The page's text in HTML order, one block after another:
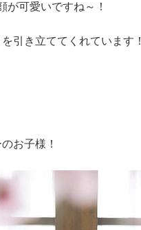
が可愛いですね～！
引き立ててくれています！
お子様！